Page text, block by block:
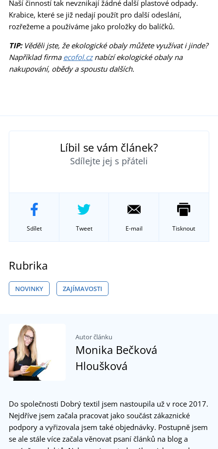
Naší činností tak nevznikají žádné další plastové odpady.
Krabice, které se již nedají použít pro další odeslání,
rozřežeme a používáme jako proložky do balíčků.
TIP: Věděli jste, že ekologické obaly můžete využívat i jinde?
Například firma ecofol.cznabízí ekologické obaly na
nakupování, obědy a spoustu dalších.
Líbil se vám článek?
Sdílejte jej s přáteli
Sdílet Tweet E-mail Tisknout
Rubrika
NOVINKY ZAJÍMAVOSTI
Autor článku
Monika Bečková
Hloušková
Do společnosti Dobrý textil jsem nastoupila už v roce 2017.
Nejdříve jsem začala pracovat jako součást zákaznické
podpory a vyřizovala jsem také objednávky. Postupně jsem
se ale stále více začala věnovat psaní článků na blog a